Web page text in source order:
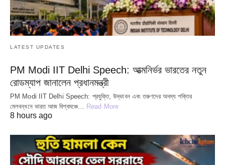
LATEST UPDATES
PM Modi IIT Delhi Speech: আত্মনির্ভর ভারতের নতুন
রোডম্যাপ জানালেন প্রধানমন্ত্রী
PM Modi IIT Delhi Speech: প্রযুক্তি, উদ্ভাবন এবং তরুণদের অদম্য শক্তির
মেলবন্ধনে ভারত আজ বিশ্বমঞ্চে… Read More
8 hours ago